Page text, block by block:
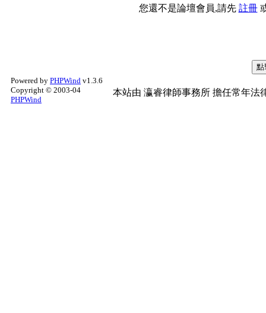
您還不是論壇會員,請先 註冊
Powered by PHPWind v1.3.6
Copyright © 2003-04
PHPWind
本站由 瀛睿律師事務所 擔任常年法